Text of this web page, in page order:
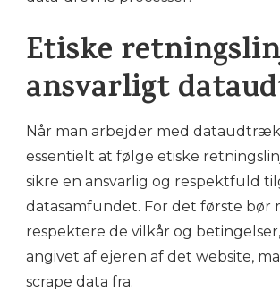
Etiske
ansvarligt
Når man arbejder med
essentielt at følge etiske
sikre en ansvarlig og respektfuld
datasamfundet. For det første bør
respektere de vilkår og
angivet af ejeren af det website,
scrape data fra.